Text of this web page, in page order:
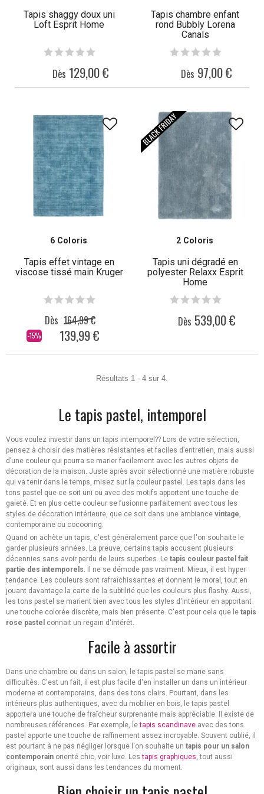
Tapis shaggy doux uni
Loft Esprit Home
Dès 129,00 €
Tapis chambre enfant
rond Bubbly Lorena
Canals
Dès 97,00 €
6 Coloris
Tapis effet vintage en
viscose tissé main Kruger
-15%
Dès 164,99 €
139,99 €
2 Coloris
Tapis uni dégradé en
polyester Relaxx Esprit
Home
Dès 539,00 €
Résultats 1 - 4 sur 4.
Le tapis pastel, intemporel
Vous voulez investir dans un tapis intemporel?? Lors de votre sélection,
pensez à choisir des matières résistantes et faciles d’entretien, mais aussi
d’une couleur qui pourra se marier facilement avec les autres objets de
décoration de la maison. Juste après avoir sélectionné une matière robuste
qui va tenir dans le temps, misez sur la couleur pastel. Les tapis dans les
tons pastel que ce soit uni ou avec des motifs apportent une touche de
gaieté. Et en plus cette couleur se fusionne parfaitement avec tous les
styles de décoration intérieure, que ce soit dans une ambiance vintage,
contemporaine ou cocooning.
Quand on achète un tapis, c'est généralement parce que l'on souhaite le
garder plusieurs années. La preuve, certains tapis accusent plusieurs
décennies sans avoir perdu de leurs superbes. Le tapis couleur pastel fait
partie des intemporels. Il ne se démode pas vraiment. Mieux, il est hyper
tendance. Les couleurs sont rafraîchissantes et donnent le moral, tout en
jouant davantage la carte de la subtilité que les couleurs plus flashy. Aussi,
les tons pastel se marient bien avec tous les styles d'intérieur en apportant
une touche colorée discrète, mais bien présente. C'est pour cela que le tapis
rose pastel connait un regain d'intérêt.
Facile à assortir
Dans une chambre ou dans un salon, le tapis pastel se marie sans
difficultés. C'est un fait, il est plus facile d'en installer un dans un intérieur
moderne et contemporains, dans des tons clairs. Pourtant, dans les
intérieurs plus authentiques, avec du mobilier en bois, le tapis pastel
apportera une touche de fraîcheur surprenante mais appréciable. Il existe de
nombreuses références. Par exemple, letapis scandinave avec des tons
pastel apporte une touche de raffinement assez incroyable. Souvent oublié, il
est pourtant à ne pas négliger lorsque l'on souhaite un tapis pour un salon
contemporain orienté chic, voir luxe. Lestapis graphiques, tout aussi
originaux, sont aussi dans les tendances du moment.